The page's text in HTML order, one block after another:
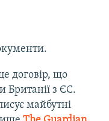
договір, що
Британії з ЄС.
майбутні